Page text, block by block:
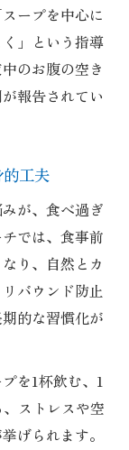
ープを中心に
」という指導
のお腹の空き
報告されてい
工夫
が、食べ過ぎ
では、食事前
り、自然とカ
バウンド防止
的な習慣化が
を1杯飲む、1
ストレスや空
げられます。